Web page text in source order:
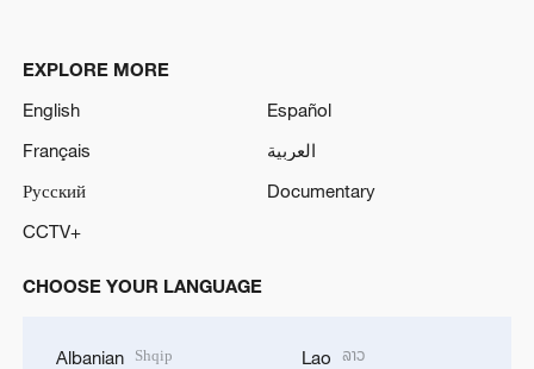
EXPLORE MORE
English
Español
Français
العربية
Русский
Documentary
CCTV+
CHOOSE YOUR LANGUAGE
Albanian Shqip Lao ລາວ